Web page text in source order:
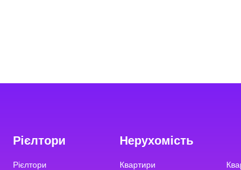
Рієлтори
Рієлтори
Нерухомість
Квартири